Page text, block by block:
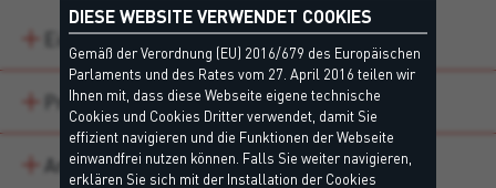
Eigenschaften
Produktvarianten
Anwendungsbereiche
DIESE WEBSITE VERWENDET COOKIES
Gemäß der Verordnung (EU) 2016/679 des Europäischen
Parlaments und des Rates vom 27. April 2016 teilen wir
Ihnen mit, dass diese Webseite eigene technische
Cookies und Cookies Dritter verwendet, damit Sie
effizient navigieren und die Funktionen der Webseite
einwandfrei nutzen können. Falls Sie weiter navigieren,
erklären Sie sich mit der Installation der Cookies